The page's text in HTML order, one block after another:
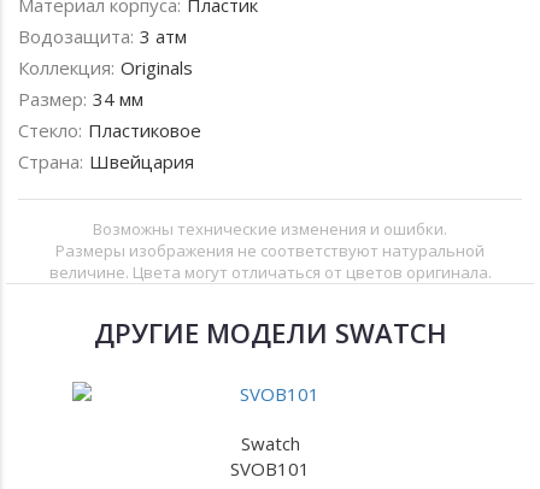
Материал корпуса: Пластик
Водозащита: 3 атм
Коллекция: Originals
Размер: 34 мм
Стекло: Пластиковое
Страна: Швейцария
Возможны технические изменения и ошибки.
Размеры изображения не соответствуют натуральной
величине. Цвета могут отличаться от цветов оригинала.
ДРУГИЕ МОДЕЛИ SWATCH
Swatch
SVOB101